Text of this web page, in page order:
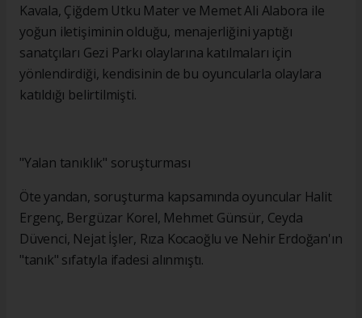
Kavala, Çiğdem Utku Mater ve Memet Ali Alabora ile
yoğun iletişiminin olduğu, menajerliğini yaptığı
sanatçıları Gezi Parkı olaylarına katılmaları için
yönlendirdiği, kendisinin de bu oyuncularla olaylara
katıldığı belirtilmişti.
"Yalan tanıklık" soruşturması
Öte yandan, soruşturma kapsamında oyuncular Halit
Ergenç, Bergüzar Korel, Mehmet Günsür, Ceyda
Düvenci, Nejat İşler, Rıza Kocaoğlu ve Nehir Erdoğan'ın
"tanık" sıfatıyla ifadesi alınmıştı.